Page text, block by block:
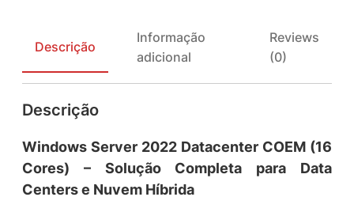
r
a
a
e
n
Descrição
Informação
adicional
Reviews
(0)
Descrição
Windows Server 2022 Datacenter COEM (16
Cores) – Solução Completa para Data
Centers e Nuvem Híbrida